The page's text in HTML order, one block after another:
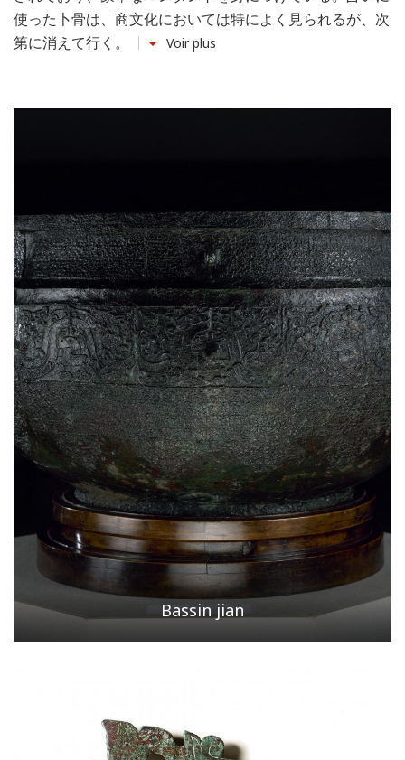
使った卜骨は、商文化においては特によく見られるが、次
第に消えて行く。
Voir plus
Bassin jian